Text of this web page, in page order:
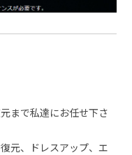
まで私達にお任せ下さ
元、ドレスアップ、エ